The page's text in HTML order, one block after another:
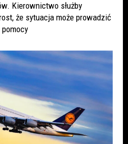
Kierownictwo służby
że sytuacja może prowadzić